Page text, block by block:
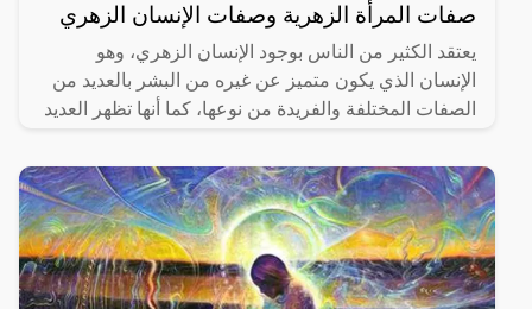
صفات المرأة الزهرية وصفات الإنسان الزهري
يعتقد الكثير من الناس بوجود الإنسان الزهري، وهو
الإنسان الذي يكون متميز عن غيره من البشر بالعديد من
الصفات المختلفة والفريدة من نوعها، كما أنها تظهر العديد